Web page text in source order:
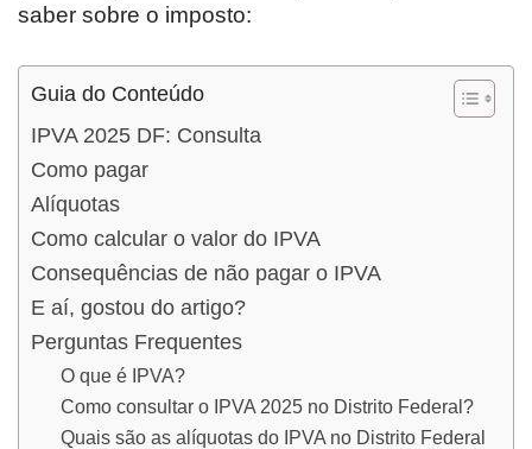
saber sobre o imposto:
Guia do Conteúdo
IPVA 2025 DF: Consulta
Como pagar
Alíquotas
Como calcular o valor do IPVA
Consequências de não pagar o IPVA
E aí, gostou do artigo?
Perguntas Frequentes
O que é IPVA?
Como consultar o IPVA 2025 no Distrito Federal?
Quais são as alíquotas do IPVA no Distrito Federal